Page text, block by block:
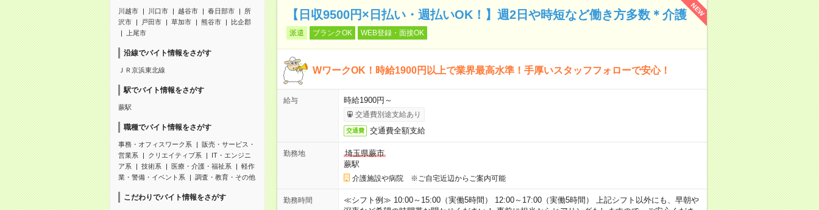
川越市 川口市 越谷市 春日部市
所
沢市
戸田市 草加市 熊谷市
比企郡
上尾市
沿線でバイト情報をさがす
ＪＲ京浜東北線
駅でバイト情報をさがす
蕨駅
職種でバイト情報をさがす
事務・オフィスワーク系
販売・サービス・
営業系
クリエイティブ系
IT・エンジニ
ア系
技術系 医療・介護・福祉系
軽作
業・警備・イベント系
調査・教育・その他
こだわりでバイト情報をさがす
NEW
【日収9500円×日払い・週払いOK！】週2日や時短など働き方多数＊介護
派遣 ブランクOK WEB登録・面接OK
WワークOK！時給1900円以上で業界最高水準！手厚いスタッフフォローで安心！
給与 時給1900円～
交通費別途支給あり
交通費 交通費全額支給
勤務地
埼玉県蕨市
蕨駅
介護施設や病院 ※ご自宅近辺からご案内可能
勤務時間
≪シフト例≫ 10:00～15:00（実働5時間） 12:00～17:00（実働5時間） 上記シフト以外にも、早朝や